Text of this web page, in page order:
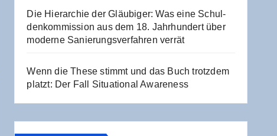
Die Hier­ar­chie der Gläu­bi­ger: Was eine Schul­
den­kom­mis­si­on aus dem 18. Jahr­hun­dert über
moder­ne Sanie­rungs­ver­fah­ren verrät
Wenn die The­se stimmt und das Buch trotz­dem
platzt: Der Fall Situa­tio­nal Awareness